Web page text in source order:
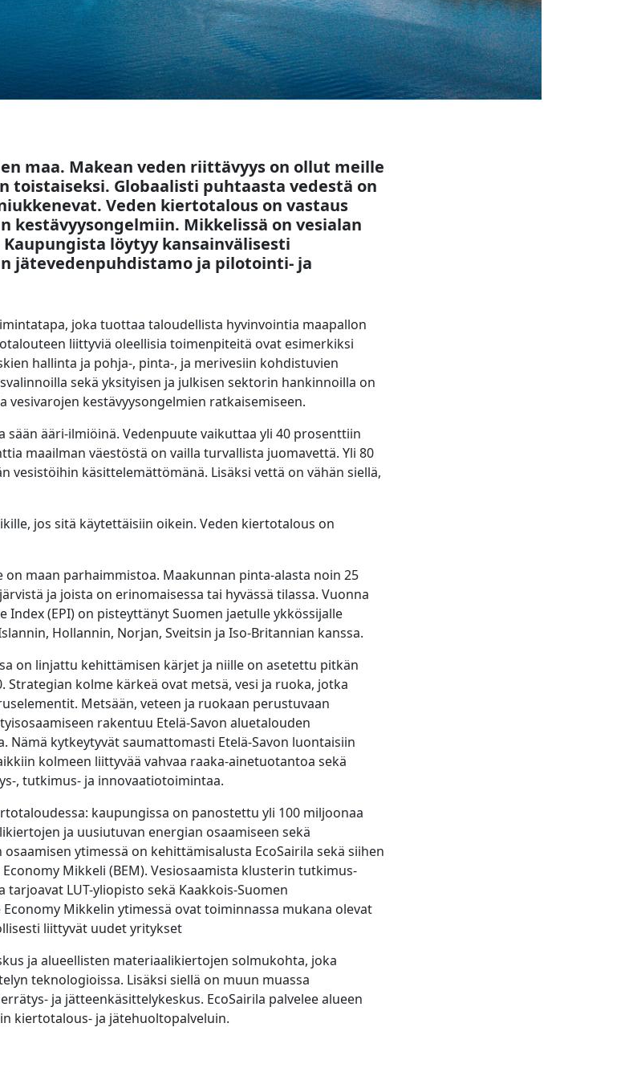
maa. Makean veden riittävyys on ollut meille
toistaiseksi. Globaalisti puhtaasta vedestä on
Veden kiertotalous on vastaus
kestävyysongelmiin. Mikkelissä on vesialan
löytyy kansainvälisesti
jätevedenpuhdistamo ja pilotointi- ja
joka tuottaa taloudellista hyvinvointia maapallon
liittyviä oleellisia toimenpiteitä ovat esimerkiksi
hallinta ja pohja-, pinta-, ja merivesiin kohdistuvien
sekä yksityisen ja julkisen sektorin hankinnoilla on
vesivarojen kestävyysongelmien ratkaisemiseen.
sään ääri-ilmiöinä. Vedenpuute vaikuttaa yli 40 prosenttiin
maailman väestöstä on vailla turvallista juomavettä. Yli 80
vesistöihin käsittelemättömänä. Lisäksi vettä on vähän siellä,
jos sitä käytettäisiin oikein. Veden kiertotalous on
on maan parhaimmistoa. Maakunnan pinta-alasta noin 25
ja joista on erinomaisessa tai hyvässä tilassa. Vuonna
Index (EPI) on pisteyttänyt Suomen jaetulle ykkössijalle
Hollannin, Norjan, Sveitsin ja Iso-Britannian kanssa.
on linjattu kehittämisen kärjet ja niille on asetettu pitkän
Strategian kolme kärkeä ovat metsä, vesi ja ruoka, jotka
Metsään, veteen ja ruokaan perustuvaan
rakentuu Etelä-Savon aluetalouden
Nämä kytkeytyvät saumattomasti Etelä-Savon luontaisiin
kolmeen liittyvää vahvaa raaka-ainetuotantoa sekä
, tutkimus- ja innovaatiotoimintaa.
kaupungissa on panostettu yli 100 miljoonaa
ja uusiutuvan energian osaamiseen sekä
ytimessä on kehittämisalusta EcoSairila sekä siihen
Mikkeli (BEM). Vesiosaamista klusterin tutkimus-
LUT-yliopisto sekä Kaakkois-Suomen
Mikkelin ytimessä ovat toiminnassa mukana olevat
liittyvät uudet yritykset
ja alueellisten materiaalikiertojen solmukohta, joka
teknologioissa. Lisäksi siellä on muun muassa
ja jätteenkäsittelykeskus. EcoSairila palvelee alueen
kiertotalous- ja jätehuoltopalveluin.